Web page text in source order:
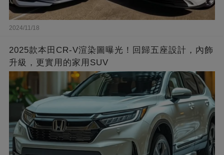
2024/11/18
2025款本田CR-V渲染圖曝光！回歸五座設計，內飾
升級，更實用的家用SUV